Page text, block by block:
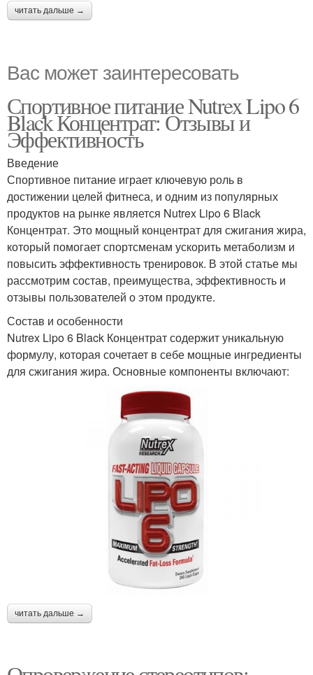
читать дальше →
Вас может заинтересовать
Спортивное питание Nutrex Lipo 6
Black Концентрат: Отзывы и
Эффективность
Введение
Спортивное питание играет ключевую роль в
достижении целей фитнеса, и одним из популярных
продуктов на рынке является Nutrex Lipo 6 Black
Концентрат. Это мощный концентрат для сжигания жира,
который помогает спортсменам ускорить метаболизм и
повысить эффективность тренировок. В этой статье мы
рассмотрим состав, преимущества, эффективность и
отзывы пользователей о этом продукте.
Состав и особенности
Nutrex Lipo 6 Black Концентрат содержит уникальную
формулу, которая сочетает в себе мощные ингредиенты
для сжигания жира. Основные компоненты включают:
читать дальше →